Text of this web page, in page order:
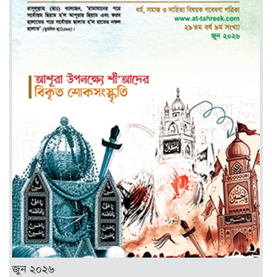
জুন ২০২৬